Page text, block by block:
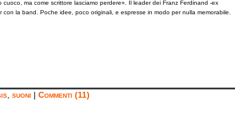
ma come scrittore lasciamo perdere». Il leader dei Franz Ferdinand -ex
la band. Poche idee, poco originali, e espresse in modo per nulla memorabile.
suoni | Commenti (11)